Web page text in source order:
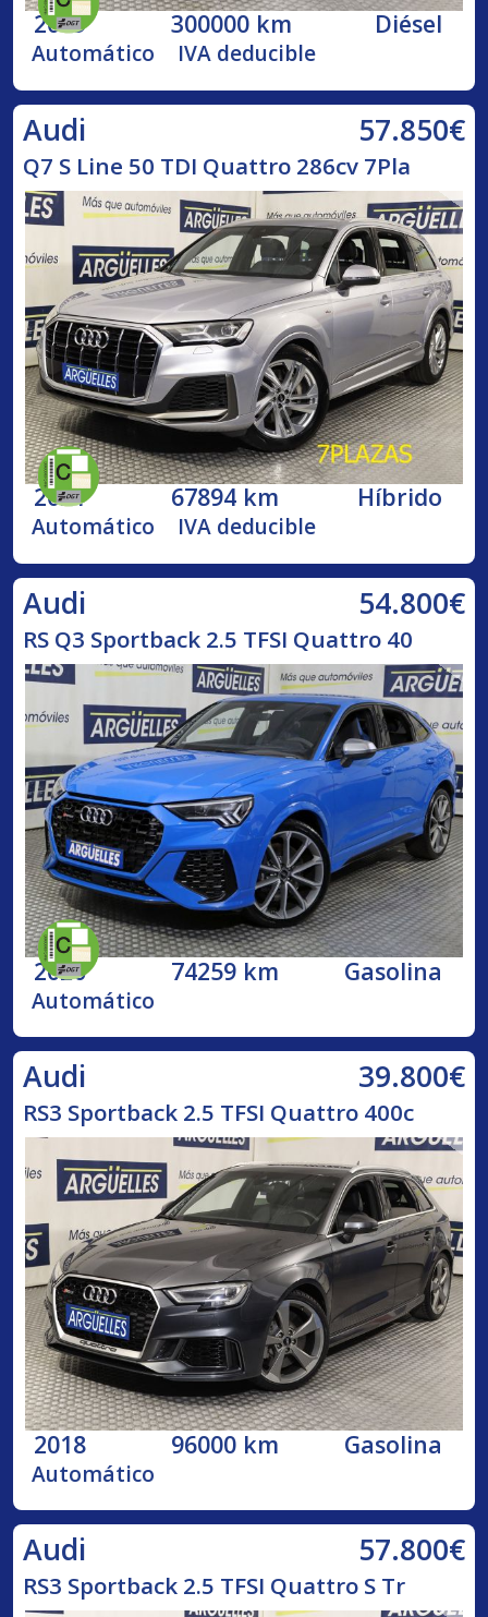
2009 300000 km Diésel
Automático IVA deducible
Audi 57.850€
Q7 S Line 50 TDI Quattro 286cv 7Pla
2021 67894 km Híbrido
Automático IVA deducible
Audi 54.800€
RS Q3 Sportback 2.5 TFSI Quattro 40
2020 74259 km Gasolina
Automático
Audi 39.800€
RS3 Sportback 2.5 TFSI Quattro 400c
2018 96000 km Gasolina
Automático
Audi 57.800€
RS3 Sportback 2.5 TFSI Quattro S Tr